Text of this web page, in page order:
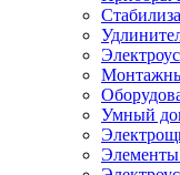
Умный
Элементы